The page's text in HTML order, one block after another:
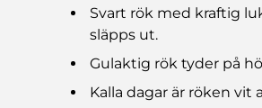
Svart rök med kraftig
släpps ut.
Gulaktig rök tyder på
Kalla dagar är röken